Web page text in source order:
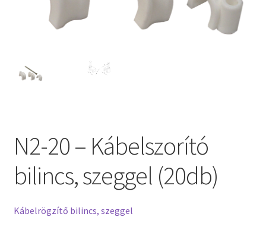
N2-20 – Kábelszorító
bilincs, szeggel (20db)
Kábelrögzítő bilincs, szeggel